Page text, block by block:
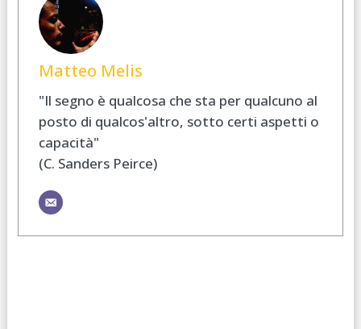
Matteo Melis
"Il segno è qualcosa che sta per qualcuno al
posto di qualcos'altro, sotto certi aspetti o
capacità"
(C. Sanders Peirce)